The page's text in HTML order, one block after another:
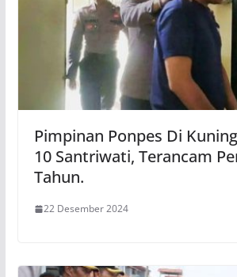
Pimpinan Ponpes Di
10 Santriwati, Terancam
Tahun.
22 Desember 2024